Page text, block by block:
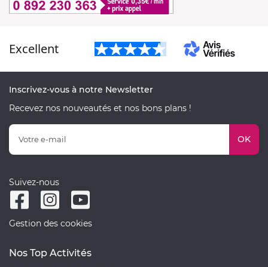
Excellent
Inscrivez-vous à notre Newsletter
Recevez nos nouveautés et nos bons plans !
OK
Suivez-nous
Gestion des cookies
Nos Top Activités